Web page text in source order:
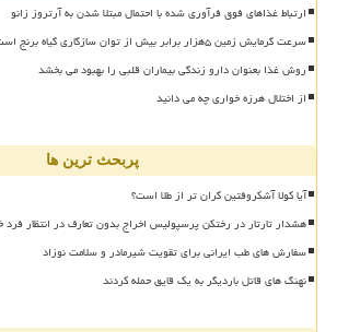
ارتباط غذاهای فوق فرآوری شده با احتمال مبتلا شدن به آرتروز زانو
سرعت گرمایش زمین ۵هزار برابر بیش از توان سازگاری گیاه برنج است
روش غذا بعنوان دارو زندگی بیماران قلبی را بهبود می بخشد
از اختلال هرزه خواری چه می دانید
پربحث ترین ها
آیا کولا آشکروفتین گران تر از طلا است؟
هشدار تارتار در رختکن پرسپولیس اخراج بدون تعارف در انتظار فرد
سفارش های طب ایرانی برای تقویت شیرمادر و سلامت نوزاد
نهنگ های قاتل باردیگر به یک قایق حمله کردند